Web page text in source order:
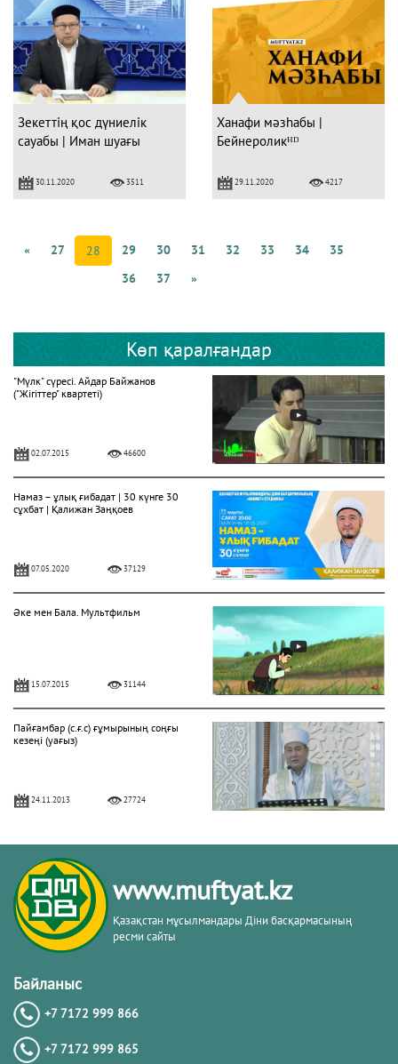
Зекеттің қос дүниелік
сауабы | Иман шуағы
30.11.2020 3511
Ханафи мәзһабы |
Бейнероликᴴᴰ
29.11.2020 4217
« 27 28 29 30 31 32 33 34
35
36
37 »
Көп қаралғандар
"Мүлк" сүресі. Айдар Байжанов
("Жігіттер" квартеті)
02.07.2015 46600
Намаз – ұлық ғибадат | 30 күнге 30
сұхбат | Қалижан Заңқоев
07.05.2020 37129
Әке мен Бала. Мультфильм
15.07.2015 31144
Пайғамбар (с.ғ.с) ғұмырының соңғы
кезеңі (уағыз)
24.11.2013 27724
"Фатиха" сүресі
11.04.2016
23.10.2015
www.muftyat.kz
Қазақстан мұсылмандары Діни басқармасының
ресми сайты
Байланыс
+7 7172 999 866
+7 7172 999 865